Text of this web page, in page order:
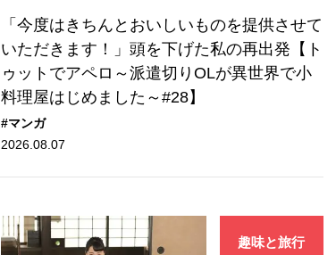
「今度はきちんとおいしいものを提供させて
いただきます！」頭を下げた私の再出発【ト
ゥットでアペロ～派遣切りOLが異世界で小
料理屋はじめました～#28】
#マンガ
2026.08.07
趣味と旅行